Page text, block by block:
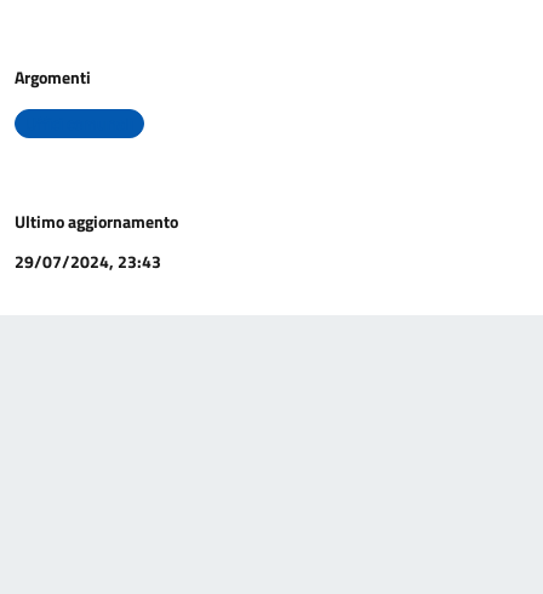
Argomenti
Ultimo aggiornamento
29/07/2024, 23:43